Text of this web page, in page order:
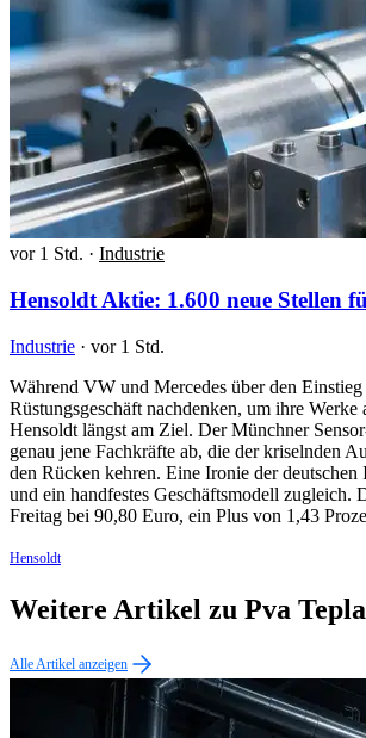
vor 1 Std. · Industrie
Hensoldt Aktie: 1.600 neue Stellen
Industrie · vor 1 Std.
Während VW und Mercedes über den Einstieg
Rüstungsgeschäft nachdenken, um ihre Werke
Hensoldt längst am Ziel. Der Münchner
genau jene Fachkräfte ab, die der kriselnden
den Rücken kehren. Eine Ironie der deutschen
und ein handfestes Geschäftsmodell zugleich.
Freitag bei 90,80 Euro, ein Plus von 1,43
Hensoldt
Weitere Artikel zu Pva Tepla
Alle Artikel anzeigen